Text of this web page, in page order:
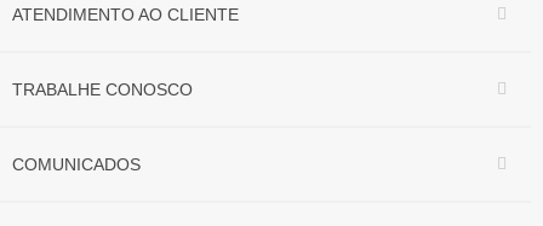
ATENDIMENTO AO CLIENTE
TRABALHE CONOSCO
COMUNICADOS